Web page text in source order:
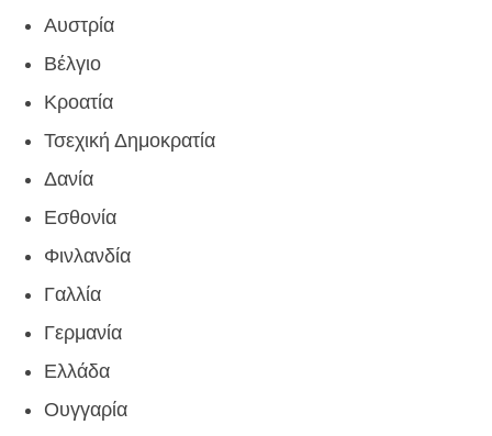
Αυστρία
Βέλγιο
Κροατία
Τσεχική Δημοκρατία
Δανία
Εσθονία
Φινλανδία
Γαλλία
Γερμανία
Ελλάδα
Ουγγαρία